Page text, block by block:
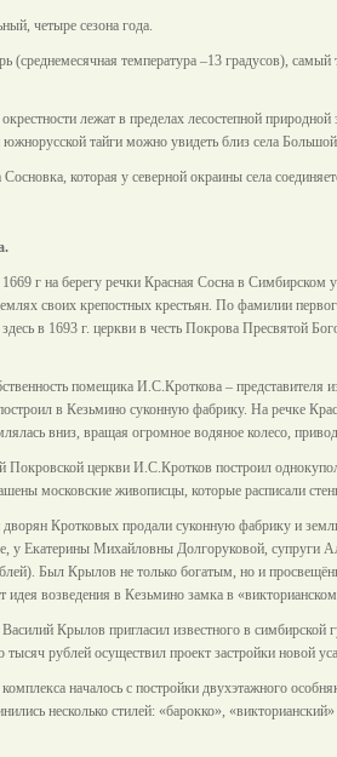
четыре сезона года.
(среднемесячная температура –13 градусов),
лежат в пределах лесостепной
тайги можно увидеть близ села
которая у северной окраины села
замка.
1669 г на берегу речки Красная Сосна в
своих крепостных крестьян. По фамилии
в 1693 г. церкви в честь Покрова Пресвятой
помещика И.С.Кроткова – представителя
в Кезьмино суконную фабрику. На речке
вниз, вращая огромное водяное колесо,
Покровской церкви И.С.Кротков построил
московские живописцы, которые расписали
дворян Кротковых продали суконную фабрику и
у Екатерины Михайловны Долгоруковой, супруги
Был Крылов не только богатым, но и
возведения в Кезьмино замка в
Крылов пригласил известного в
рублей осуществил проект застройки новой
началось с постройки двухэтажного
несколько стилей: «барокко»,